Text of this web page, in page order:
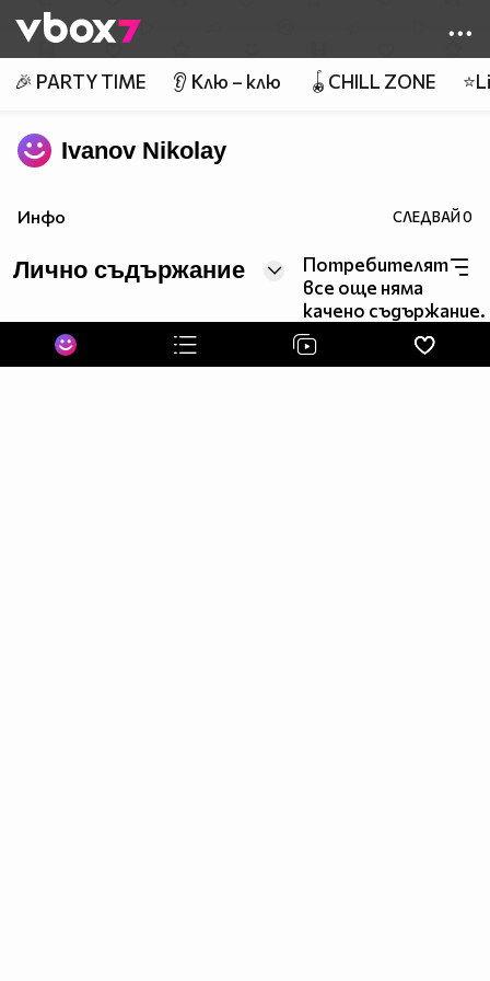
👾
🎉 PARTY TIME 👂 Клю – клю 🪀CHILL ZONE
Ivanov Nikolay
Инфо СЛЕДВАЙ0
Лично съдържание
Потребителят
все още няма
качено съдържание.